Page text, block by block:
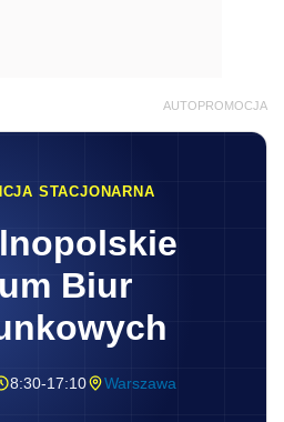
AUTOPROMOCJA
STACJONARNA
Biur
8:30-17:10 Warszawa